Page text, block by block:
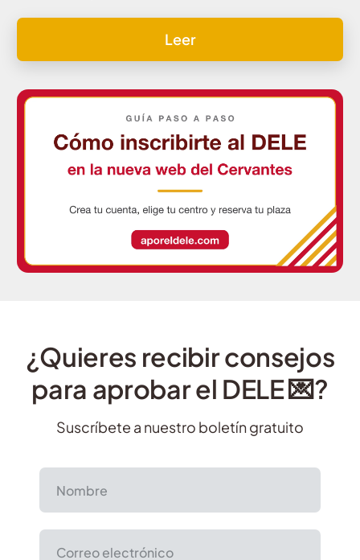
Leer
¿Quieres recibir consejos
para aprobar el DELE 💌?
Suscríbete a nuestro boletín gratuito